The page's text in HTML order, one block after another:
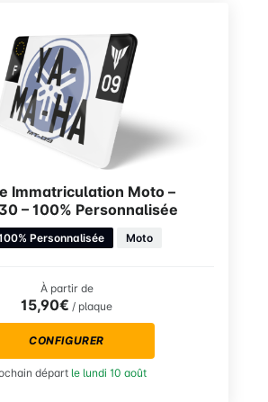
Immatriculation Moto –
– 100% Personnalisée
Personnalisée Moto
À partir de
15,90€ / plaque
CONFIGURER
départ le lundi 10 août